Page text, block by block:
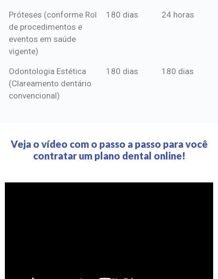
Próteses (conforme Rol
de procedimentos e
eventos em saúde
vigente)
180 dias 24 horas
Odontologia Estética
(Clareamento dentário
convencional)
180 dias 180 dias
Veja o vídeo com o passo a passo para você
contratar um plano dental online!